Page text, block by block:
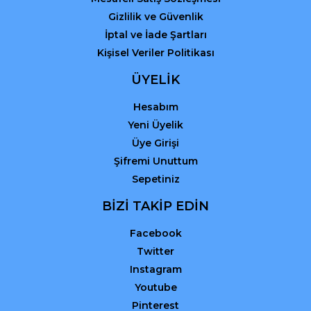
Gizlilik ve Güvenlik
İptal ve İade Şartları
Kişisel Veriler Politikası
ÜYELİK
Hesabım
Yeni Üyelik
Üye Girişi
Şifremi Unuttum
Sepetiniz
BİZİ TAKİP EDİN
Facebook
Twitter
Instagram
Youtube
Pinterest